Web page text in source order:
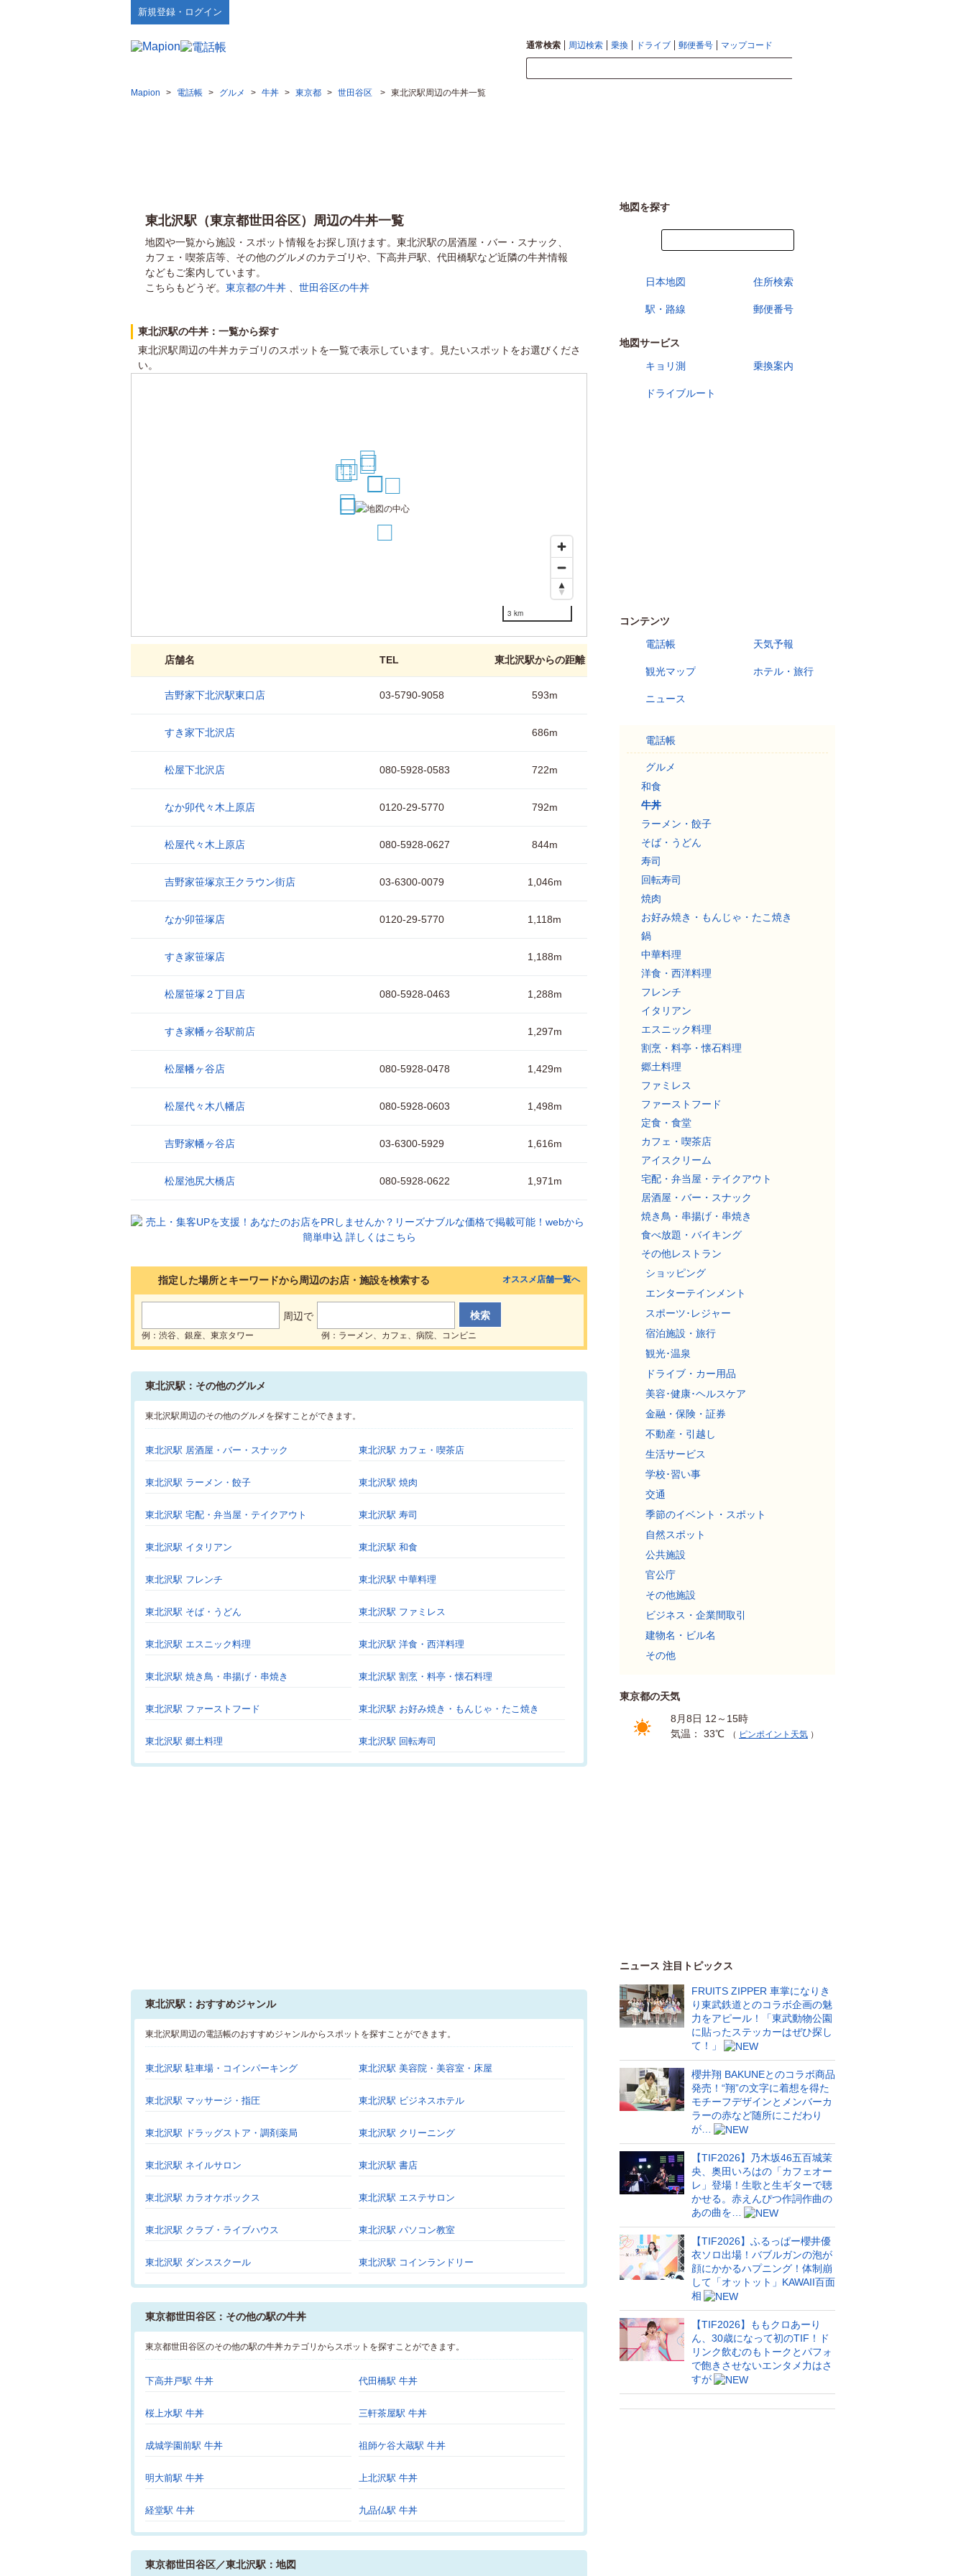
新規登録・ログイン
通常検索 周辺検索 乗換 ドライブ 郵便番号 マップコード
Mapion > 電話帳 > グルメ > 牛丼 > 東京都 > 世田谷区 > 東北沢駅周辺の牛丼一覧
東北沢駅（東京都世田谷区）周辺の牛丼一覧
地図や一覧から施設・スポット情報をお探し頂けます。東北沢駅の居酒屋・バー・スナック、
カフェ・喫茶店等、その他のグルメのカテゴリや、下高井戸駅、代田橋駅など近隣の牛丼情報
などもご案内しています。
こちらもどうぞ。 東京都の牛丼 世田谷区の牛丼
東北沢駅の牛丼：一覧から探す
東北沢駅周辺の牛丼カテゴリのスポットを一覧で表示しています。見たいスポットをお選びくださ
い。
1
2
3
6
7
89 10
11
13
3 km
店舗名 TEL 東北沢駅からの距離
吉野家下北沢駅東口店 03-5790-9058 593m
すき家下北沢店 686m
松屋下北沢店 080-5928-0583 722m
なか卯代々木上原店 0120-29-5770 792m
松屋代々木上原店 080-5928-0627 844m
吉野家笹塚京王クラウン街店 03-6300-0079 1,046m
なか卯笹塚店 0120-29-5770 1,118m
すき家笹塚店 1,188m
松屋笹塚２丁目店 080-5928-0463 1,288m
すき家幡ヶ谷駅前店 1,297m
松屋幡ヶ谷店 080-5928-0478 1,429m
松屋代々木八幡店 080-5928-0603 1,498m
吉野家幡ヶ谷店 03-6300-5929 1,616m
松屋池尻大橋店 080-5928-0622 1,971m
指定した場所とキーワードから周辺のお店・施設を検索する
周辺で
例：渋谷、銀座、東京タワー 例：ラーメン、カフェ、病院、コンビニ
オススメ店舗一覧へ
東北沢駅：その他のグルメ
東北沢駅周辺のその他のグルメを探すことができます。
東北沢駅 居酒屋・バー・スナック 東北沢駅 カフェ・喫茶店
東北沢駅 ラーメン・餃子 東北沢駅 焼肉
東北沢駅 宅配・弁当屋・テイクアウト 東北沢駅 寿司
東北沢駅 イタリアン 東北沢駅 和食
東北沢駅 フレンチ 東北沢駅 中華料理
東北沢駅 そば・うどん 東北沢駅 ファミレス
東北沢駅 エスニック料理 東北沢駅 洋食・西洋料理
東北沢駅 焼き鳥・串揚げ・串焼き 東北沢駅 割烹・料亭・懐石料理
東北沢駅 ファーストフード 東北沢駅 お好み焼き・もんじゃ・たこ焼き
東北沢駅 郷土料理 東北沢駅 回転寿司
東北沢駅：おすすめジャンル
東北沢駅周辺の電話帳のおすすめジャンルからスポットを探すことができます。
東北沢駅 駐車場・コインパーキング 東北沢駅 美容院・美容室・床屋
東北沢駅 マッサージ・指圧 東北沢駅 ビジネスホテル
東北沢駅 ドラッグストア・調剤薬局 東北沢駅 クリーニング
東北沢駅 ネイルサロン 東北沢駅 書店
東北沢駅 カラオケボックス 東北沢駅 エステサロン
東北沢駅 クラブ・ライブハウス 東北沢駅 パソコン教室
東北沢駅 ダンススクール 東北沢駅 コインランドリー
東京都世田谷区：その他の駅の牛丼
東京都世田谷区のその他の駅の牛丼カテゴリからスポットを探すことができます。
下高井戸駅 牛丼 代田橋駅 牛丼
桜上水駅 牛丼 三軒茶屋駅 牛丼
成城学園前駅 牛丼 祖師ケ谷大蔵駅 牛丼
明大前駅 牛丼 上北沢駅 牛丼
経堂駅 牛丼 九品仏駅 牛丼
東京都世田谷区／東北沢駅：地図
地図を探す
日本地図 住所検索
駅・路線 郵便番号
地図サービス
キョリ測
乗換案内
ドライブルート
コンテンツ
電話帳
天気予報
観光マップ ホテル・旅行
ニュース
電話帳
グルメ
和食
牛丼
ラーメン・餃子
そば・うどん
寿司
回転寿司
焼肉
お好み焼き・もんじゃ・たこ焼き
鍋
中華料理
洋食・西洋料理
フレンチ
イタリアン
エスニック料理
割烹・料亭・懐石料理
郷土料理
ファミレス
ファーストフード
定食・食堂
カフェ・喫茶店
アイスクリーム
宅配・弁当屋・テイクアウト
居酒屋・バー・スナック
焼き鳥・串揚げ・串焼き
食べ放題・バイキング
その他レストラン
ショッピング
エンターテインメント
スポーツ･レジャー
宿泊施設・旅行
観光･温泉
ドライブ・カー用品
美容･健康･ヘルスケア
金融・保険・証券
不動産・引越し
生活サービス
学校･習い事
交通
季節のイベント・スポット
自然スポット
公共施設
官公庁
その他施設
ビジネス・企業間取引
建物名・ビル名
その他
東京都の天気
8月8日 12～15時
気温： 33℃
（ ピンポイント天気 ）
ニュース 注目トピックス
FRUITS ZIPPER 車掌になりき
り東武鉄道とのコラボ企画の魅
力をアピール！「東武動物公園
に貼ったステッカーはぜひ探し
て！」
櫻井翔 BAKUNEとのコラボ商品
発売！“翔”の文字に着想を得た
モチーフデザインとメンバーカ
ラーの赤など随所にこだわり
が…
【TIF2026】乃木坂46五百城茉
央、奥田いろはの「カフェオー
レ」登場！生歌と生ギターで聴
かせる。赤えんぴつ作詞作曲の
あの曲を…
【TIF2026】ふるっぱー櫻井優
衣ソロ出場！バブルガンの泡が
顔にかかるハプニング！体制崩
して「オットット」KAWAII百面
相
【TIF2026】ももクロあーり
ん、30歳になって初のTIF！ド
リンク飲むのもトークとパフォ
で飽きさせないエンタメ力はさ
すが